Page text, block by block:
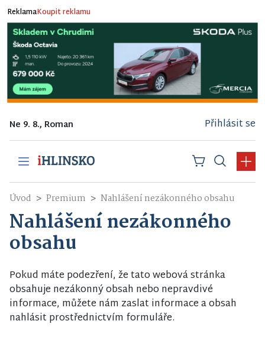
ReklamaKoupit reklamu
Ne 9. 8., Roman Přihlásit se
Úvod Premium Nahlášení nezákonného obsahu
Nahlášení nezákonného
obsahu
Pokud máte podezření, že tato webová stránka
obsahuje nezákonný obsah nebo nepravdivé
informace, můžete nám zaslat informace a obsah
nahlásit prostřednictvím formuláře.